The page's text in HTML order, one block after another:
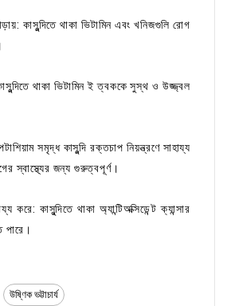
কাসুন্দিতে থাকা ভিটামিন এবং খনিজগুলি রোগ
থাকা ভিটামিন ই ত্বককে সুস্থ ও উজ্জ্বল
সমৃদ্ধ কাসুন্দি রক্তচাপ নিয়ন্ত্রণে সাহায্য
স্বাস্থ্যের জন্য গুরুত্বপূর্ণ।
করে: কাসুন্দিতে থাকা অ্যান্টিঅক্সিডেন্ট ক্যান্সার
পারে।
উষ্ণিক ভট্টাচার্য